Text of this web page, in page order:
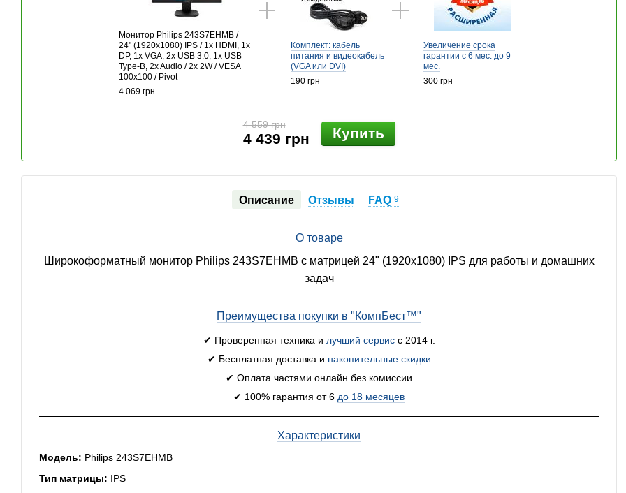
Монитор Philips 243S7EHMB /
24" (1920x1080) IPS / 1x HDMI, 1x
DP, 1x VGA, 2x USB 3.0, 1x USB
Type-B, 2x Audio / 2x 2W / VESA
100x100 / Pivot
4 069 грн
Комплект: кабель
питания и видеокабель
(VGA или DVI)
190 грн
Увеличение срока
гарантии с 6 мес. до 9
мес.
300 грн
4 559 грн
4 439 грн Купить
Описание Отзывы FAQ9
О товаре
Широкоформатный монитор Philips 243S7EHMB с матрицей 24" (1920x1080) IPS для работы и домашних
задач
Преимущества покупки в "КомпБест™"
✔ Проверенная техника и лучший сервисс 2014 г.
✔ Бесплатная доставка и накопительные скидки
✔ Оплата частями онлайн без комиссии
✔ 100% гарантия от 6 до 18 месяцев
Характеристики
Модель: Philips 243S7EHMB
Тип матрицы: IPS